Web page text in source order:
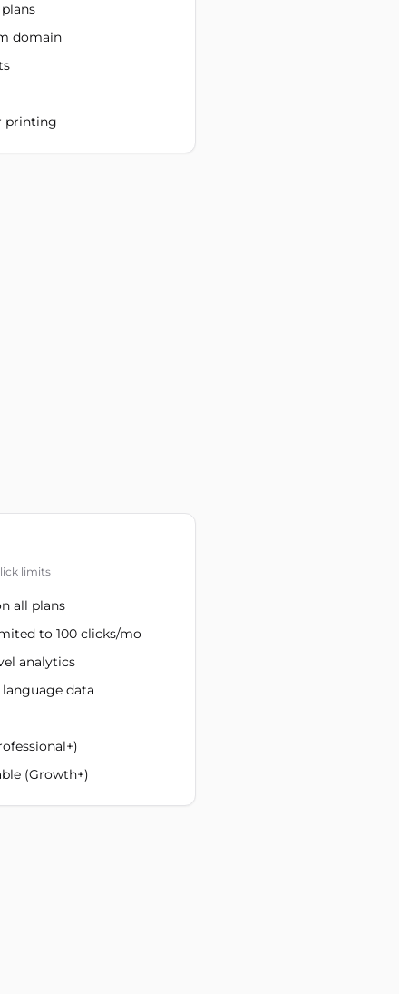
domain
printing
limits
all plans
to 100 clicks/mo
analytics
language data
(Growth+)